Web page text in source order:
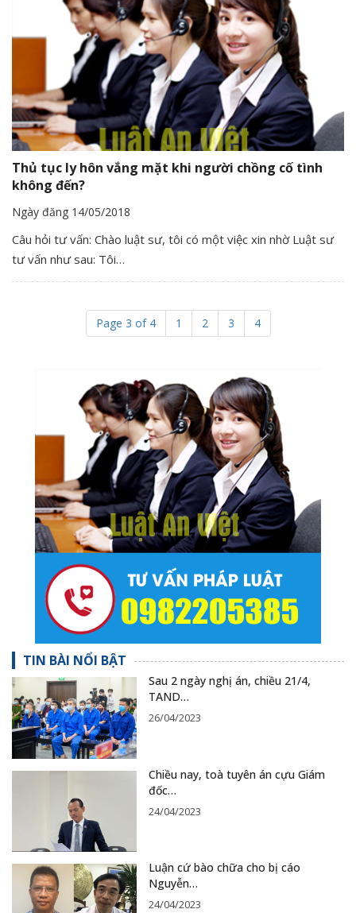
Thủ tục ly hôn vắng mặt khi người chồng cố tình
không đến?
Ngày đăng 14/05/2018
Câu hỏi tư vấn: Chào luật sư, tôi có một việc xin nhờ Luật sư
tư vấn như sau: Tôi…
Page 3 of 4 1 2 3 4
TIN BÀI NỔI BẬT
Sau 2 ngày nghị án, chiều 21/4,
TAND…
26/04/2023
Chiều nay, toà tuyên án cựu Giám
đốc…
24/04/2023
Luận cứ bào chữa cho bị cáo
Nguyễn…
24/04/2023